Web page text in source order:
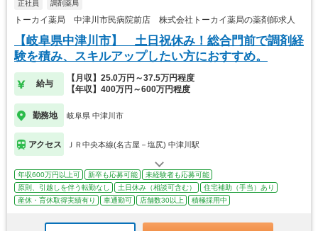
正社員 調剤薬局
トーカイ薬局 中津川市民病院前店 株式会社トーカイ薬局の薬剤師求人
【岐阜県中津川市】 土日祝休み！総合門前で調剤経
験を積み、スキルアップしたい方におすすめ。
給与
【月収】25.0万円～37.5万円程度
【年収】400万円～600万円程度
勤務地 岐阜県 中津川市
アクセス ＪＲ中央本線(名古屋－塩尻) 中津川駅
年収600万円以上可 新卒も応募可能
未経験者も応募可能
原則、引越しを伴う転勤なし
土日休み（相談可含む）
住宅補助（手当）あり
産休・育休取得実績有り
車通勤可 店舗数30以上 積極採用中